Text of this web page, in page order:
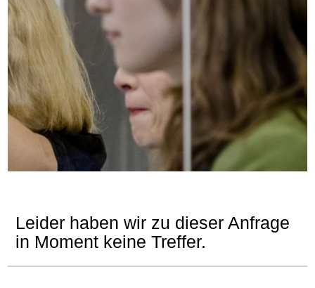
Leider haben wir zu dieser Anfrage
in Moment keine Treffer.